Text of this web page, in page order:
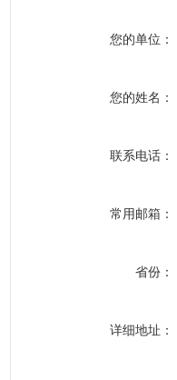
您的单位：
您的姓名：
联系电话：
常用邮箱：
省份：
详细地址：